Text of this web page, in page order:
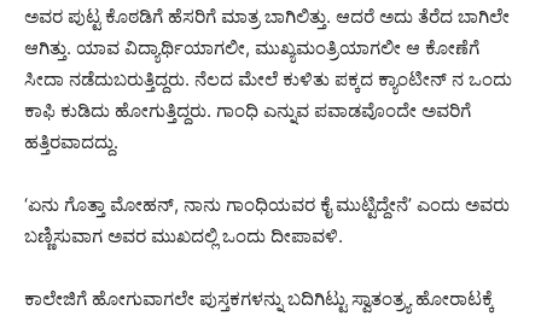
ಅವರ ಪುಟ್ಟ ಕೊಠಡಿಗೆ ಹೆಸರಿಗೆ ಮಾತ್ರ ಬಾಗಿಲಿತ್ತು. ಆದರೆ ಅದು ತೆರೆದ ಬಾಗಿಲೇ
ಆಗಿತ್ತು. ಯಾವ ವಿದ್ಯಾರ್ಥಿಯಾಗಲೀ, ಮುಖ್ಯಮಂತ್ರಿಯಾಗಲೀ ಆ ಕೋಣೆಗೆ
ಸೀದಾ ನಡೆದುಬರುತ್ತಿದ್ದರು. ನೆಲದ ಮೇಲೆ ಕುಳಿತು ಪಕ್ಕದ ಕ್ಯಾಂಟೀನ್ ನ ಒಂದು
ಕಾಫಿ ಕುಡಿದು ಹೋಗುತ್ತಿದ್ದರು. ಗಾಂಧಿ ಎನ್ನುವ ಪವಾಡವೊಂದೇ ಅವರಿಗೆ
ಹತ್ತಿರವಾದದ್ದು.
‘ಏನು ಗೊತ್ತಾ ಮೋಹನ್, ನಾನು ಗಾಂಧಿಯವರ ಕೈ ಮುಟ್ಟಿದ್ದೇನೆ’ ಎಂದು ಅವರು
ಬಣ್ಣಿಸುವಾಗ ಅವರ ಮುಖದಲ್ಲಿ ಒಂದು ದೀಪಾವಳಿ.
ಕಾಲೇಜಿಗೆ ಹೋಗುವಾಗಲೇ ಪುಸ್ತಕಗಳನ್ನು ಬದಿಗಿಟ್ಟು ಸ್ವಾತಂತ್ರ್ಯ ಹೋರಾಟಕ್ಕೆ